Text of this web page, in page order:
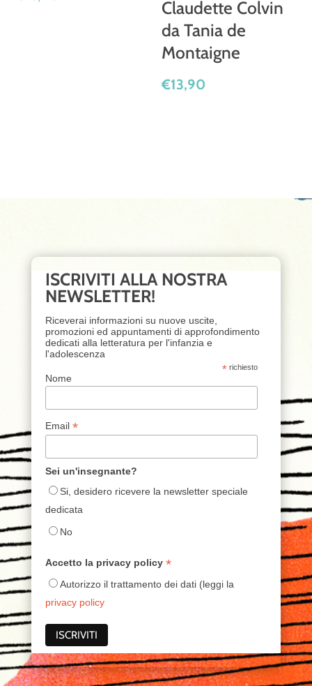
Claudette Colvin
da Tania de
Montaigne
€13,90
ISCRIVITI ALLA NOSTRA
NEWSLETTER!
Riceverai informazioni su nuove uscite,
promozioni ed appuntamenti di approfondimento
dedicati alla letteratura per l'infanzia e
l'adolescenza
* richiesto
Nome
Email *
Sei un'insegnante?
Si, desidero ricevere la newsletter speciale
dedicata
No
Accetto la privacy policy *
Autorizzo il trattamento dei dati (leggi la
privacy policy